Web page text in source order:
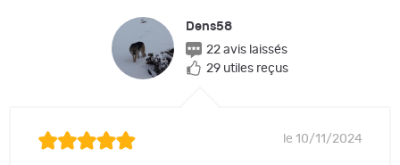
Dens58
22 avis laissés
29 utiles reçus
le 10/11/2024